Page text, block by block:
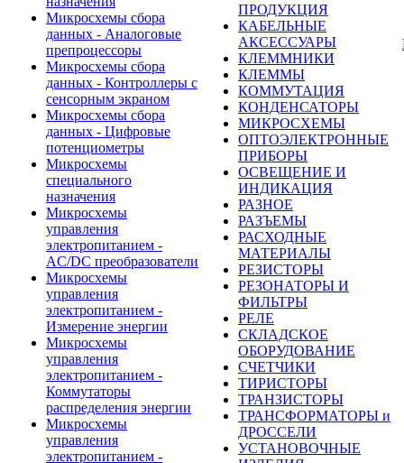
Микросхемы сбора
данных - Аналоговые
препроцессоры
Микросхемы сбора
данных - Контроллеры с
сенсорным экраном
Микросхемы сбора
данных - Цифровые
потенциометры
Микросхемы
специального
назначения
Микросхемы
управления
электропитанием -
AC/DC преобразователи
Микросхемы
управления
электропитанием -
Измерение энергии
Микросхемы
управления
электропитанием -
Коммутаторы
распределения энергии
Микросхемы
управления
электропитанием -
ПРОДУКЦИЯ
КАБЕЛЬНЫЕ
АКСЕССУАРЫ
КЛЕММНИКИ
КЛЕММЫ
КОММУТАЦИЯ
КОНДЕНСАТОРЫ
МИКРОСХЕМЫ
ОПТОЭЛЕКТРОННЫЕ
ПРИБОРЫ
ОСВЕЩЕНИЕ И
ИНДИКАЦИЯ
РАЗНОЕ
РАЗЪЕМЫ
РАСХОДНЫЕ
МАТЕРИАЛЫ
РЕЗИСТОРЫ
РЕЗОНАТОРЫ И
ФИЛЬТРЫ
РЕЛЕ
СКЛАДСКОЕ
ОБОРУДОВАНИЕ
СЧЕТЧИКИ
ТИРИСТОРЫ
ТРАНЗИСТОРЫ
ТРАНСФОРМАТОРЫ и
ДРОССЕЛИ
УСТАНОВОЧНЫЕ